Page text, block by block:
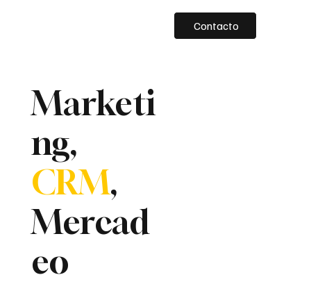
Contacto
Marketi
ng,
CRM,
Mercad
eo